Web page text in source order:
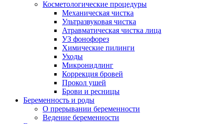
Косметологические процедуры
Механическая чистка
Ультразвуковая чистка
Атравматическая чистка лица
УЗ фонофорез
Химические пилинги
Уходы
Микронидлинг
Коррекция бровей
Прокол ушей
Брови и ресницы
Беременность и роды
О прерывании беременности
Ведение беременности